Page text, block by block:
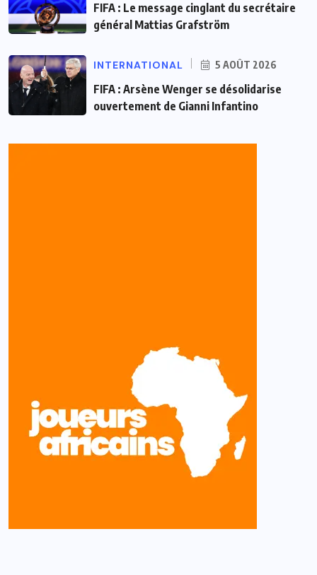
FIFA : Le message cinglant du secrétaire
général Mattias Grafström
INTERNATIONAL 5 AOÛT 2026
FIFA : Arsène Wenger se désolidarise
ouvertement de Gianni Infantino